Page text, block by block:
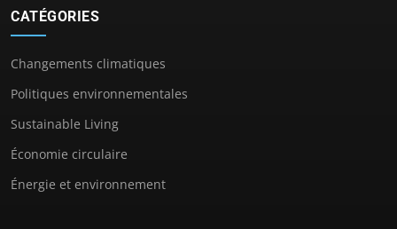
CATÉGORIES
Changements climatiques
Politiques environnementales
Sustainable Living
Économie circulaire
Énergie et environnement